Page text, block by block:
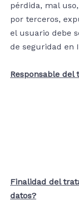
pérdida, mal
por terceros,
el usuario debe
de seguridad en
Responsable del
Finalidad del
datos?